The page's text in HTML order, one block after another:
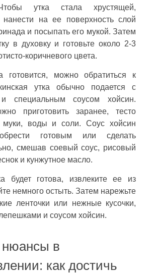
утка стала хрустящей,
нанести на ее поверхность слой
и посыпать его мукой. Затем
в духовку и готовьте около 2-3
коричневого цвета.
готовится, можно обратиться к
утка обычно подается с
специальным соусом хойсин.
приготовить заранее, тесто
муки, воды и соли. Соус хойсин
готовым или сделать
смешав соевый соус, рисовый
и кунжутное масло.
будет готова, извлеките ее из
немного остыть. Затем нарежьте
ленточки или нежные кусочки,
и соусом хойсин.
в
как достичь